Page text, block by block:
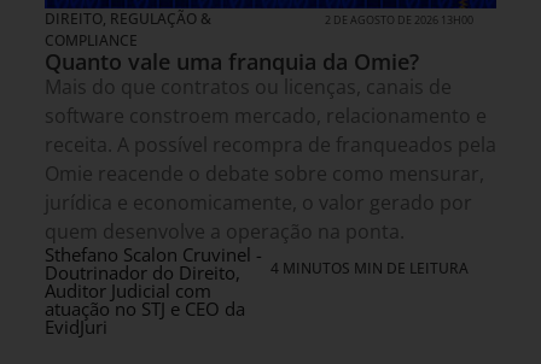
DIREITO, REGULAÇÃO &
COMPLIANCE
2 DE AGOSTO DE 2026 13H00
Quanto vale uma franquia da Omie?
Mais do que contratos ou licenças, canais de
software constroem mercado, relacionamento e
receita. A possível recompra de franqueados pela
Omie reacende o debate sobre como mensurar,
jurídica e economicamente, o valor gerado por
quem desenvolve a operação na ponta.
Sthefano Scalon Cruvinel -
Doutrinador do Direito,
Auditor Judicial com
atuação no STJ e CEO da
EvidJuri
4 MINUTOS MIN DE LEITURA